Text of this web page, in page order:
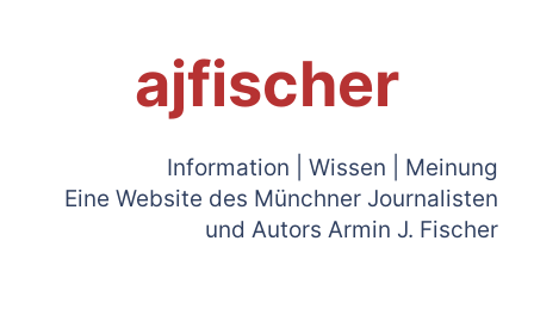
ajfischer
Information | Wissen | Meinung
Eine Website des Münchner Journalisten
und Autors Armin J. Fischer